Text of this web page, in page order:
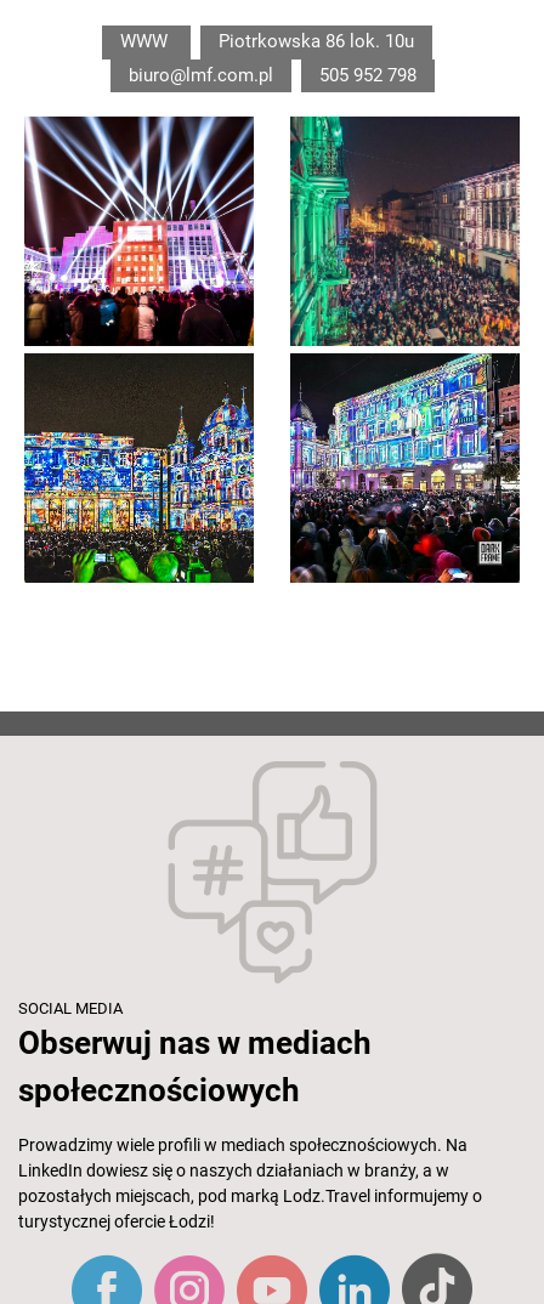
WWW
Piotrkowska 86 lok. 10u
biuro@lmf.com.pl
505 952 798
SOCIAL MEDIA
Obserwuj nas w mediach
społecznościowych
Prowadzimy wiele profili w mediach społecznościowych. Na
LinkedIn dowiesz się o naszych działaniach w branży, a w
pozostałych miejscach, pod marką Lodz.Travel informujemy o
turystycznej ofercie Łodzi!